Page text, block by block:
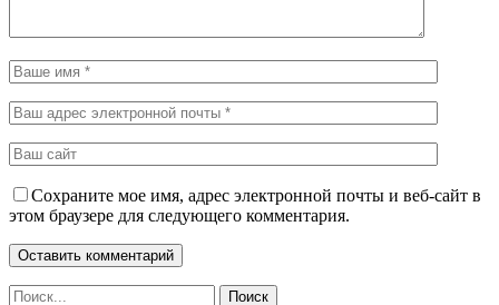
Сохраните мое имя, адрес электронной почты и веб-сайт в
этом браузере для следующего комментария.